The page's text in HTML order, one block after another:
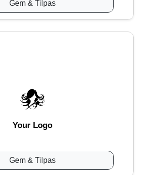
Gem & Tilpas
Your Logo
Gem & Tilpas